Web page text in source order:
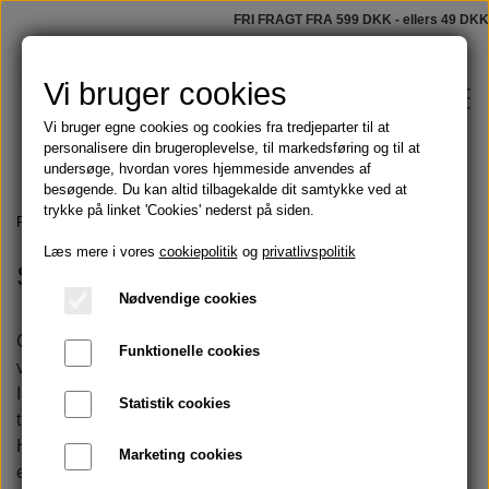
FRI FRAGT FRA 599 DKK - ellers 49 DKK
Shop
Skægolie og barbering
Håndmalede badeforhæng
Blog
Om
Forside Tøj, tasker og håndklæder Second hand cashmere
Second hand cashmere
Cashmere er en af naturens mest eksklusive fibre – let,
varm og silkeblød mod huden.
I denne kategori finder du nøje udvalgte
tørklæder og sweatre i 100 % cashmere.
Hvert stykke er håndplukket for sin kvalitet og tidløse stil –
et bæredygtigt valg for dig, der ønsker luksus med
Vi bruger cookies
Vi bruger egne cookies og cookies fra tredjeparter til at
personalisere din brugeroplevelse, til markedsføring og til at
undersøge, hvordan vores hjemmeside anvendes af
besøgende. Du kan altid tilbagekalde dit samtykke ved at
trykke på linket 'Cookies' nederst på siden.
Læs mere i vores cookiepolitikog privatlivspolitik
Nødvendige cookies
Funktionelle cookies
Statistik cookies
Marketing cookies